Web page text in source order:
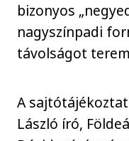
bizonyos
nagyszínpadi
távolságot
A
László író,